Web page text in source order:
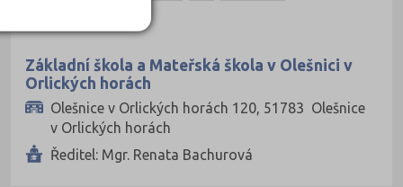
Základní škola a Mateřská škola v Olešnici v
Orlických horách
Olešnice v Orlických horách 120, 51783 Olešnice
v Orlických horách
Ředitel: Mgr. Renata Bachurová